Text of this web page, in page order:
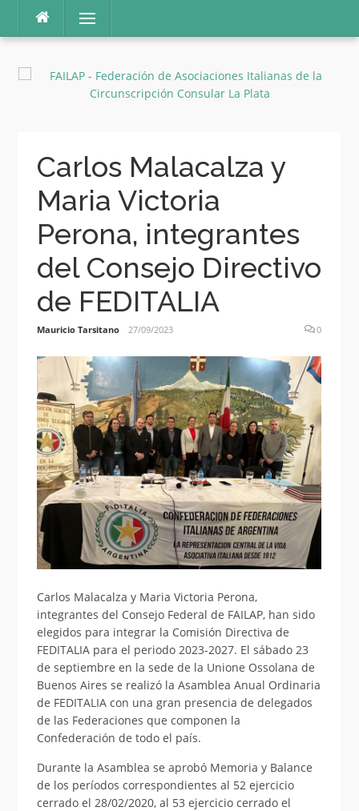
contenido
Menú
Carlos Malacalza y
Maria Victoria
Perona, integrantes
del Consejo Directivo
de FEDITALIA
Mauricio Tarsitano 27/09/2023 0
Carlos Malacalza y Maria Victoria Perona,
integrantes del Consejo Federal de FAILAP, han sido
elegidos para integrar la Comisión Directiva de
FEDITALIA para el periodo 2023-2027. El sábado 23
de septiembre en la sede de la Unione Ossolana de
Buenos Aires se realizó la Asamblea Anual Ordinaria
de FEDITALIA con una gran presencia de delegados
de las Federaciones que componen la
Confederación de todo el país.
Durante la Asamblea se aprobó Memoria y Balance
de los períodos correspondientes al 52 ejercicio
cerrado el 28/02/2020, al 53 ejercicio cerrado el